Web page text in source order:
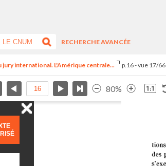
RECHERCHE AVANCÉE
international. L'Amérique centrale... p.16 - vue 17/66
80%